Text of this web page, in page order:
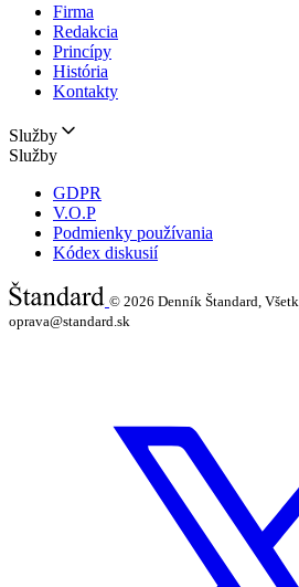
Firma
Redakcia
Princípy
História
Kontakty
Služby
Služby
GDPR
V.O.P
Podmienky používania
Kódex diskusií
© 2026 Denník Štandard,
oprava@standard.sk